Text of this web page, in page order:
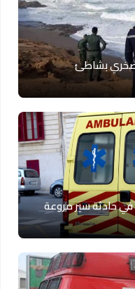
بشاطئ
وإصابة 8 آخرين في حادثة سير مروعة